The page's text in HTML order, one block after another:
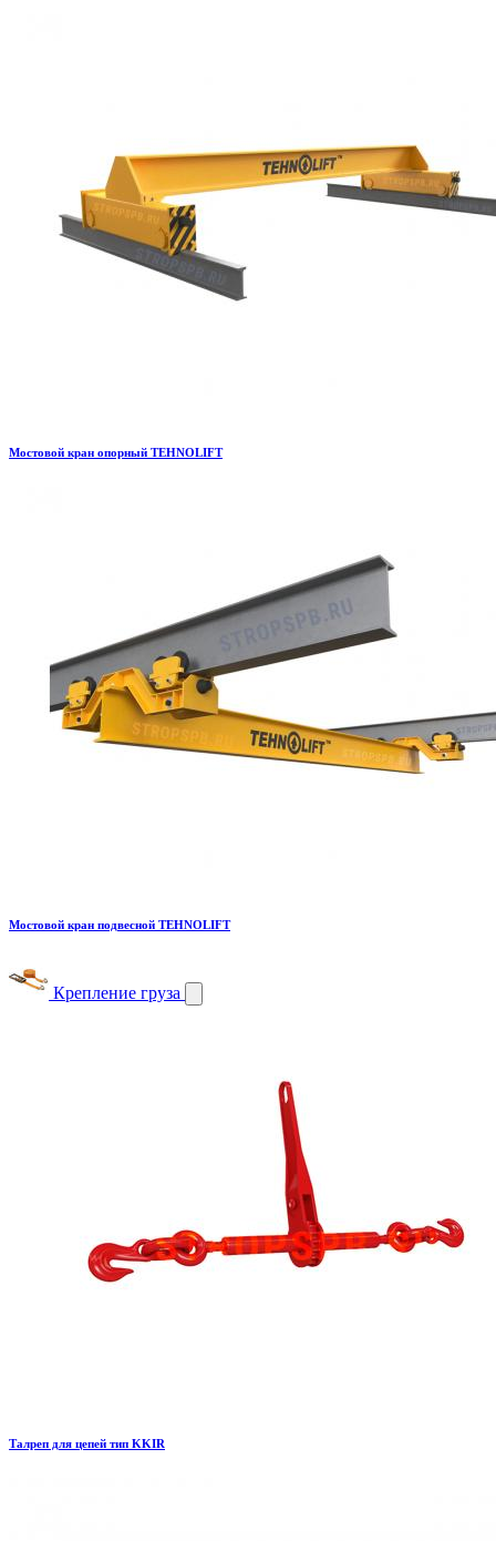
Мостовой кран опорный TEHNOLIFT
Мостовой кран подвесной TEHNOLIFT
Крепление груза
Талреп для цепей тип KKIR